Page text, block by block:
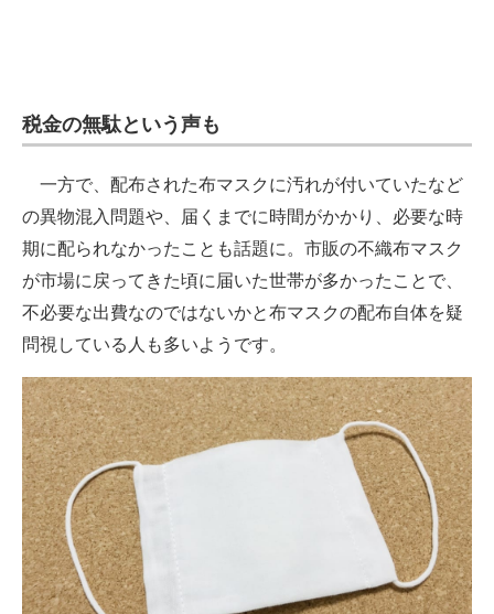
税金の無駄という声も
一方で、配布された布マスクに汚れが付いていたなど
の異物混入問題や、届くまでに時間がかかり、必要な時
期に配られなかったことも話題に。市販の不織布マスク
が市場に戻ってきた頃に届いた世帯が多かったことで、
不必要な出費なのではないかと布マスクの配布自体を疑
問視している人も多いようです。